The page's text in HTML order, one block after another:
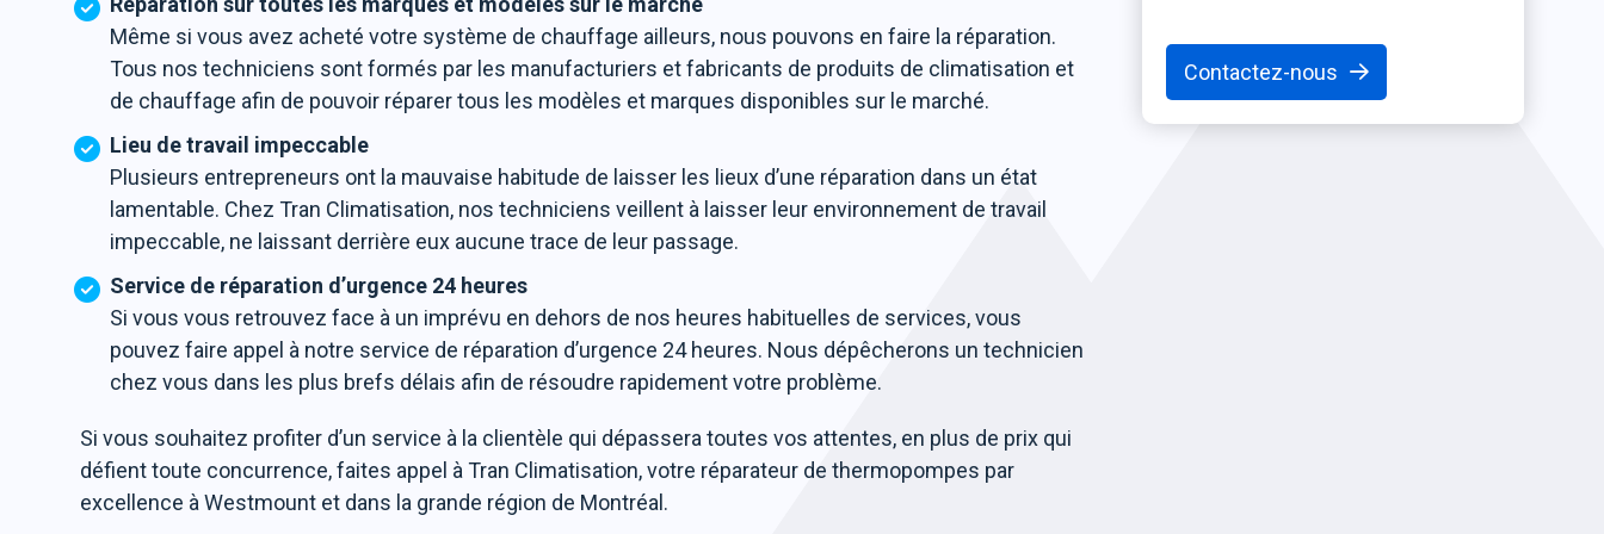
Même si vous avez acheté votre système de chauffage ailleurs, nous pouvons en faire la réparation.
Tous nos techniciens sont formés par les manufacturiers et fabricants de produits de climatisation et
de chauffage afin de pouvoir réparer tous les modèles et marques disponibles sur le marché.
Lieu de travail impeccable
Plusieurs entrepreneurs ont la mauvaise habitude de laisser les lieux d’une réparation dans un état
lamentable. Chez Tran Climatisation, nos techniciens veillent à laisser leur environnement de travail
impeccable, ne laissant derrière eux aucune trace de leur passage.
Service de réparation d’urgence 24 heures
Si vous vous retrouvez face à un imprévu en dehors de nos heures habituelles de services, vous
pouvez faire appel à notre service de réparation d’urgence 24 heures. Nous dépêcherons un technicien
chez vous dans les plus brefs délais afin de résoudre rapidement votre problème.
Si vous souhaitez profiter d’un service à la clientèle qui dépassera toutes vos attentes, en plus de prix qui
défient toute concurrence, faites appel à Tran Climatisation, votre réparateur de thermopompes par
excellence à Westmount et dans la grande région de Montréal.
Contactez-nous